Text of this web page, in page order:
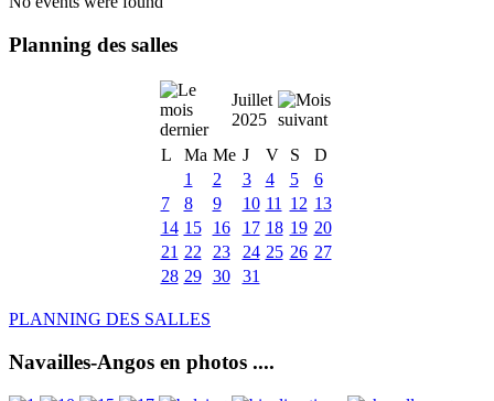
Planning des salles
Juillet
2025
L
Ma Me J V S
D
1
2 3 4 5
6
7
8 9 10 11 12 13
14 15 16 17 18 19 20
21 22 23 24 25 26 27
28 29 30 31
PLANNING DES SALLES
Navailles-Angos en photos ....